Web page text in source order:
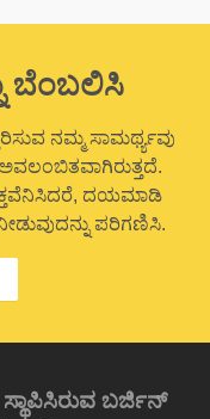
ಬೆಂಬಲಿಸಿ
ನಮ್ಮ ಸಾಮರ್ಥ್ಯವು
ದಯಮಾಡಿ
ಪರಿಗಣಿಸಿ.
ಬರ್ಜಿನ್